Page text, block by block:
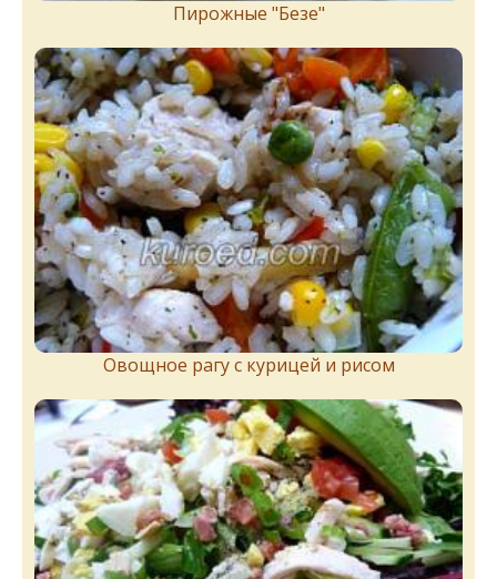
Пирожныe "Бeзe"
Овощное рагу с курицей и рисом